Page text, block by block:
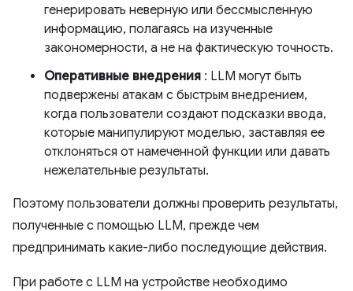
генерировать неверную или бессмысленную
информацию, полагаясь на изученные
закономерности, а не на фактическую точность.
Оперативные внедрения : LLM могут быть
подвержены атакам с быстрым внедрением,
когда пользователи создают подсказки ввода,
которые манипулируют моделью, заставляя ее
отклоняться от намеченной функции или давать
нежелательные результаты.
Поэтому пользователи должны проверить результаты,
полученные с помощью LLM, прежде чем
предпринимать какие-либо последующие действия.
При работе с LLM на устройстве необходимо